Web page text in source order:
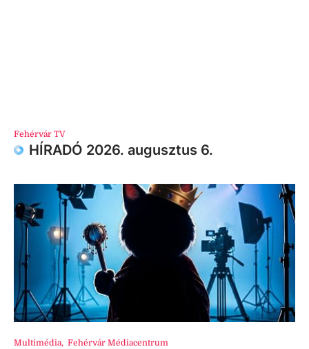
Fehérvár TV
HÍRADÓ 2026. augusztus 6.
Multimédia, Fehérvár Médiacentrum